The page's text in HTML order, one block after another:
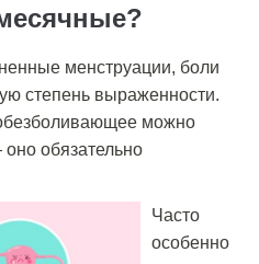
менструации, боли
степень выраженности.
можно
обязательно
Часто
особенно